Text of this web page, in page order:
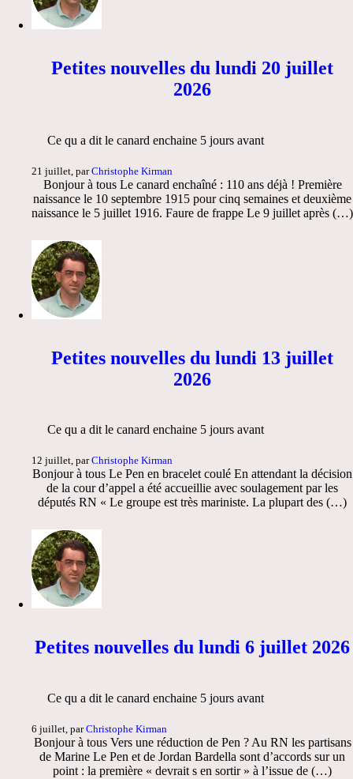
Petites nouvelles du lundi 20 juillet
2026
Ce qu a dit le canard enchaine 5 jours avant
21 juillet, parChristophe Kirman
Bonjour à tous Le canard enchaîné : 110 ans déjà ! Première
naissance le 10 septembre 1915 pour cinq semaines et deuxième
naissance le 5 juillet 1916. Faure de frappe Le 9 juillet après (…)
Petites nouvelles du lundi 13 juillet
2026
Ce qu a dit le canard enchaine 5 jours avant
12 juillet, parChristophe Kirman
Bonjour à tous Le Pen en bracelet coulé En attendant la décision
de la cour d’appel a été accueillie avec soulagement par les
députés RN « Le groupe est très mariniste. La plupart des (…)
Petites nouvelles du lundi 6 juillet 2026
Ce qu a dit le canard enchaine 5 jours avant
6 juillet, parChristophe Kirman
Bonjour à tous Vers une réduction de Pen ? Au RN les partisans
de Marine Le Pen et de Jordan Bardella sont d’accords sur un
point : la première « devrait s en sortir » à l’issue de (…)